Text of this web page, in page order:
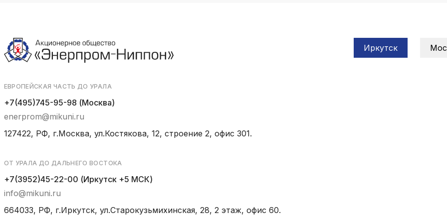
ЕВРОПЕЙСКАЯ ЧАСТЬ ДО УРАЛА
+7(495)745-95-98 (Москва)
enerprom@mikuni.ru
127422, РФ, г.Москва, ул.Костякова, 12, строение 2, офис 301.
ОТ УРАЛА ДО ДАЛЬНЕГО ВОСТОКА
+7(3952)45-22-00 (Иркутск +5 МСК)
info@mikuni.ru
664033, РФ, г.Иркутск, ул.Старокузьмихинская, 28, 2 этаж, офис 60.
Иркутск